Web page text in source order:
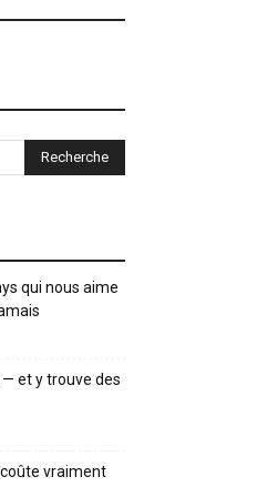
qui nous aime
et y trouve des
vraiment